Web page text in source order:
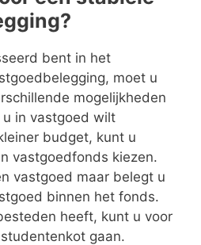
bent in het
moet u
mogelijkheden
u in vastgoed wilt
budget, kunt u
vastgoedfonds kiezen.
vastgoed maar belegt u
binnen het fonds.
heeft, kunt u voor
gaan.